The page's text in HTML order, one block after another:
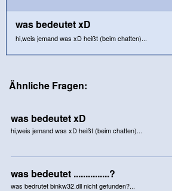
was bedeutet xD
hi,weis jemand was xD heißt (beim chatten)...
Ähnliche Fragen:
was bedeutet xD
hi,weis jemand was xD heißt (beim chatten)...
was bedeutet ...............?
was bedrutet binkw32.dll nicht gefunden?...